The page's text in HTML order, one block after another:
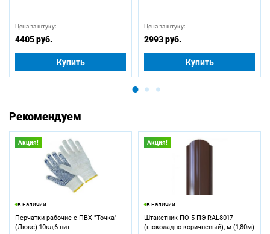
Цена за штуку:
4405 руб.
Купить
Цена за штуку:
2993 руб.
Купить
Рекомендуем
Акция!
в наличии
Перчатки рабочие с ПВХ "Точка"
(Люкс) 10кл,6 нит
Акция!
в наличии
Штакетник ПО-5 ПЭ RAL8017
(шоколадно-коричневый), м (1,80м)